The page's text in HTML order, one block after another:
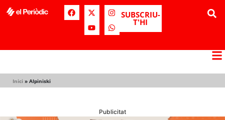
SUBSCRIU-
T'HI
Inici » Alpiniski
Publicitat